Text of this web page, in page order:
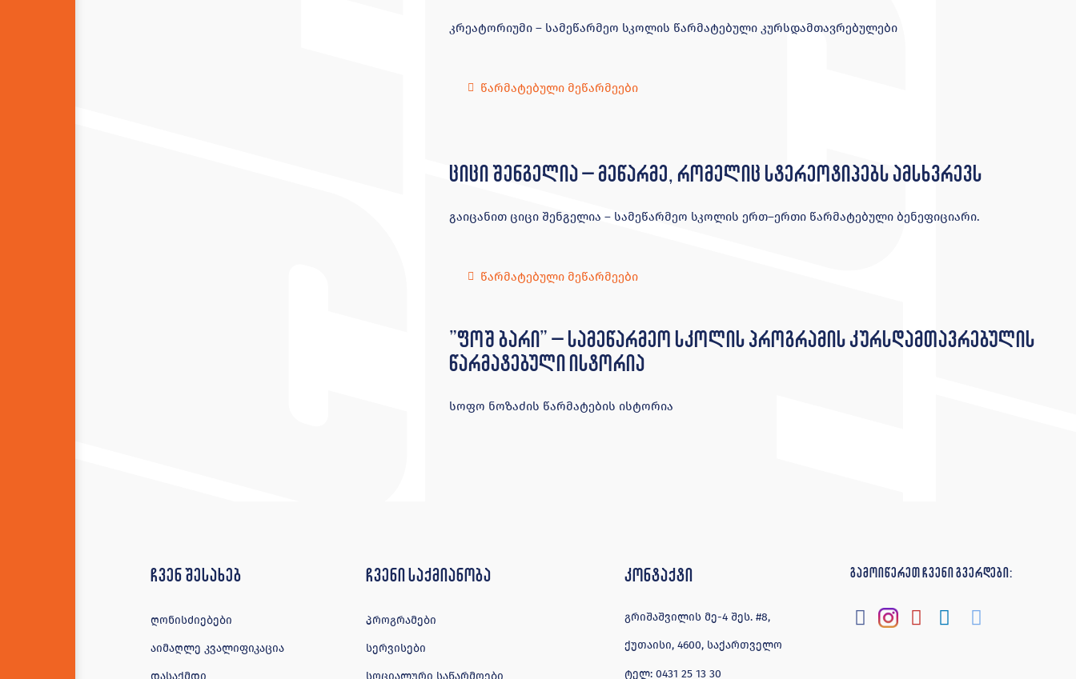
კრეატორიუმი – სამეწარმეო სკოლის წარმატებული კურსდამთავრებულები
წარმატებული მეწარმეები
ციცი შენგელია – მეწარმე, რომელიც სტერეოტიპებს ამსხვრევს
გაიცანით ციცი შენგელია – სამეწარმეო სკოლის ერთ–ერთი წარმატებული ბენეფიციარი.
წარმატებული მეწარმეები
”ფოშ ბარი” – სამეწარმეო სკოლის პროგრამის კურსდამთავრებულის
წარმატებული ისტორია
სოფო ნოზაძის წარმატების ისტორია
ჩვენ შესახებ
ღონისძიებები
აიმაღლე კვალიფიკაცია
დასაქმდი
ჩვენი საქმიანობა
პროგრამები
სერვისები
სოციალური საწარმოები
კონტაქტი
გრიშაშვილის მე-4 შეს. #8,
ქუთაისი, 4600, საქართველო
ტელ: 0431 25 13 30
გამოიწერეთ ჩვენი გვერდები: